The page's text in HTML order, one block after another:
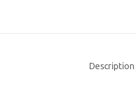
Description